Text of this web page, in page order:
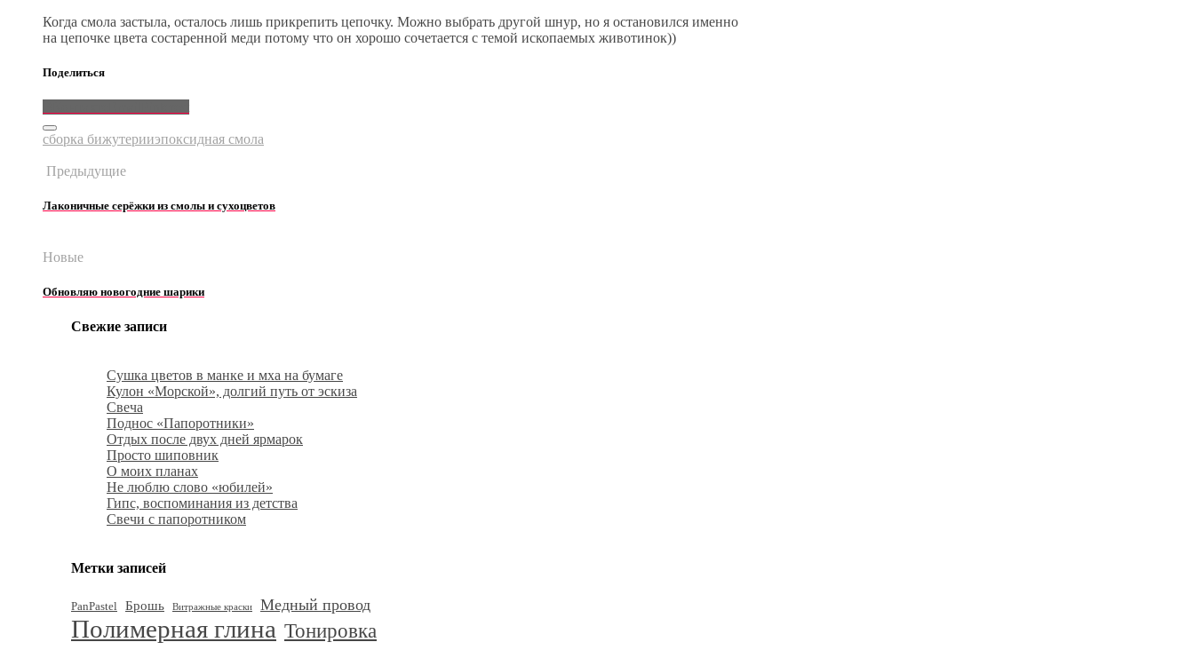
Когда смола застыла, осталось лишь прикрепить цепочку. Можно выбрать другой шнур, но я остановился именно
на цепочке цвета состаренной меди потому что он хорошо сочетается с темой ископаемых животинок))
Поделиться
сборка бижутерииэпоксидная смола
Предыдущие
Лаконичные серёжки из смолы и сухоцветов
Новые
Обновляю новогодние шарики
Свежие записи
Сушка цветов в манке и мха на бумаге
Кулон «Морской», долгий путь от эскиза
Свеча
Поднос «Папоротники»
Отдых после двух дней ярмарок
Просто шиповник
О моих планах
Не люблю слово «юбилей»
Гипс, воспоминания из детства
Свечи с папоротником
Метки записей
PanPastel Брошь Витражные краски Медный провод
Полимерная глина Тонировка